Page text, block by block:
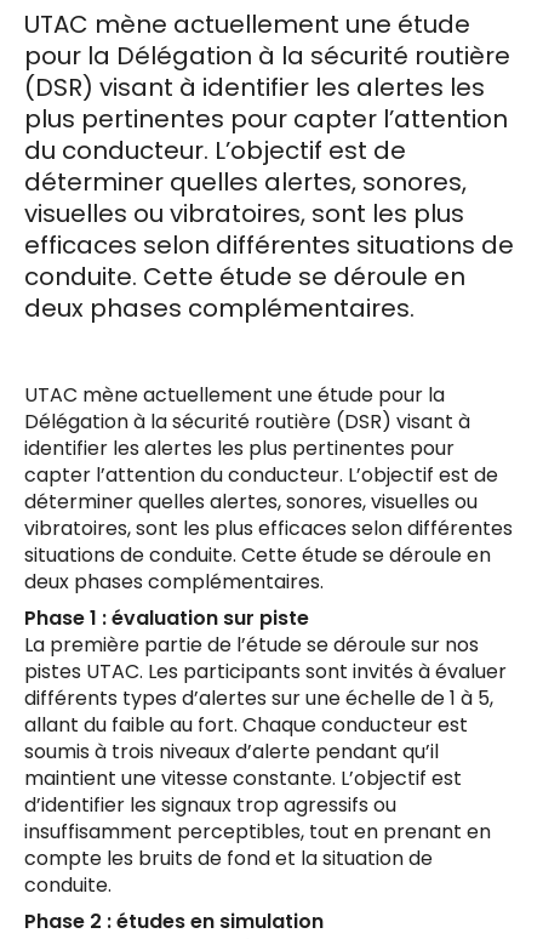
UTAC mène actuellement une étude
pour la Délégation à la sécurité routière
(DSR) visant à identifier les alertes les
plus pertinentes pour capter l’attention
du conducteur. L’objectif est de
déterminer quelles alertes, sonores,
visuelles ou vibratoires, sont les plus
efficaces selon différentes situations de
conduite. Cette étude se déroule en
deux phases complémentaires.
UTAC mène actuellement une étude pour la
Délégation à la sécurité routière (DSR) visant à
identifier les alertes les plus pertinentes pour
capter l’attention du conducteur. L’objectif est de
déterminer quelles alertes, sonores, visuelles ou
vibratoires, sont les plus efficaces selon différentes
situations de conduite. Cette étude se déroule en
deux phases complémentaires.
Phase 1 : évaluation sur piste
La première partie de l’étude se déroule sur nos
pistes UTAC. Les participants sont invités à évaluer
différents types d’alertes sur une échelle de 1 à 5,
allant du faible au fort. Chaque conducteur est
soumis à trois niveaux d’alerte pendant qu’il
maintient une vitesse constante. L’objectif est
d’identifier les signaux trop agressifs ou
insuffisamment perceptibles, tout en prenant en
compte les bruits de fond et la situation de
conduite.
Phase 2 : études en simulation